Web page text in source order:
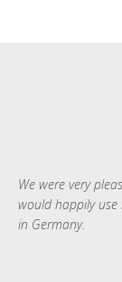
We were very
would happily
in Germany.